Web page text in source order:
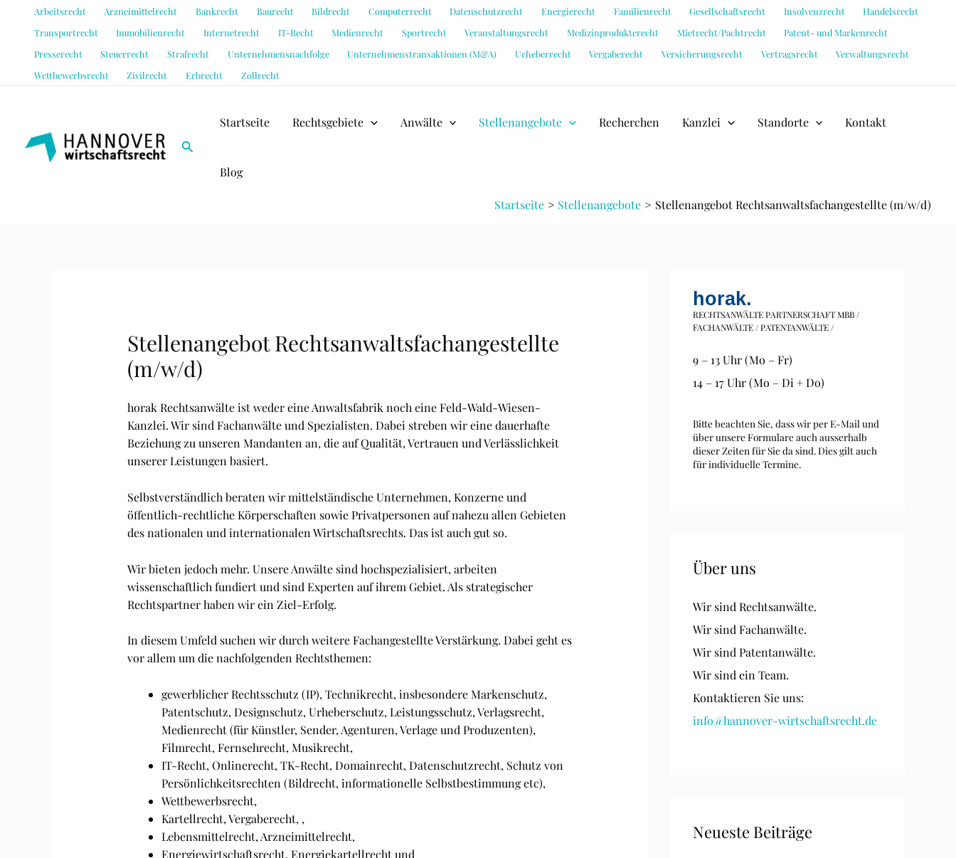
Arbeitsrecht Arzneimittelrecht Bankrecht Baurecht Bildrecht Computerrecht Datenschutzrecht Energierecht Familienrecht Gesellschaftsrecht Insolvenzrecht
Handelsrecht
Transportrecht
Immobilienrecht Internetrecht IT-Recht Medienrecht Sportrecht Veranstaltungsrecht Medizinprodukterecht Mietrecht/Pachtrecht
Patent- und Markenrecht
Presserecht
Steuerrecht Strafrecht Unternehmensnachfolge Unternehmenstransaktionen (M&A) Urheberrecht Vergaberecht Versicherungsrecht Vertragsrecht
Verwaltungsrecht
Wettbewerbsrecht
Zivilrecht Erbrecht Zollrecht
Suchen
Startseite Rechtsgebiete Anwälte Stellenangebote Recherchen Kanzlei Standorte Kontakt
Blog
Startseite Stellenangebote Stellenangebot Rechtsanwaltsfachangestellte (m/w/d)
Stellenangebot Rechtsanwaltsfachangestellte
(m/w/d)
horak Rechtsanwälte ist weder eine Anwaltsfabrik noch eine Feld-Wald-Wiesen-
Kanzlei. Wir sind Fachanwälte und Spezialisten. Dabei streben wir eine dauerhafte
Beziehung zu unseren Mandanten an, die auf Qualität, Vertrauen und Verlässlichkeit
unserer Leistungen basiert.
Selbstverständlich beraten wir mittelständische Unternehmen, Konzerne und
öffentlich-rechtliche Körperschaften sowie Privatpersonen auf nahezu allen Gebieten
des nationalen und internationalen Wirtschaftsrechts. Das ist auch gut so.
Wir bieten jedoch mehr. Unsere Anwälte sind hochspezialisiert, arbeiten
wissenschaftlich fundiert und sind Experten auf ihrem Gebiet. Als strategischer
Rechtspartner haben wir ein Ziel-Erfolg.
In diesem Umfeld suchen wir durch weitere Fachangestellte Verstärkung. Dabei geht es
vor allem um die nachfolgenden Rechtsthemen:
gewerblicher Rechtsschutz (IP), Technikrecht, insbesondere Markenschutz,
Patentschutz, Designschutz, Urheberschutz, Leistungsschutz, Verlagsrecht,
Medienrecht (für Künstler, Sender, Agenturen, Verlage und Produzenten),
Filmrecht, Fernsehrecht, Musikrecht,
IT-Recht, Onlinerecht, TK-Recht, Domainrecht, Datenschutzrecht, Schutz von
Persönlichkeitsrechten (Bildrecht, informationelle Selbstbestimmung etc),
Wettbewerbsrecht,
Kartellrecht, Vergaberecht, ,
Lebensmittelrecht, Arzneimittelrecht,
Energiewirtschaftsrecht, Energiekartellrecht und
horak.
RECHTSANWÄLTE PARTNERSCHAFT MBB /
FACHANWÄLTE / PATENTANWÄLTE /
9 – 13 Uhr (Mo – Fr)
14 – 17 Uhr (Mo – Di + Do)
Bitte beachten Sie, dass wir per E-Mail und
über unsere Formulare auch ausserhalb
dieser Zeiten für Sie da sind. Dies gilt auch
für individuelle Termine.
Über uns
Wir sind Rechtsanwälte.
Wir sind Fachanwälte.
Wir sind Patentanwälte.
Wir sind ein Team.
Kontaktieren Sie uns:
info@hannover-wirtschaftsrecht.de
Neueste Beiträge